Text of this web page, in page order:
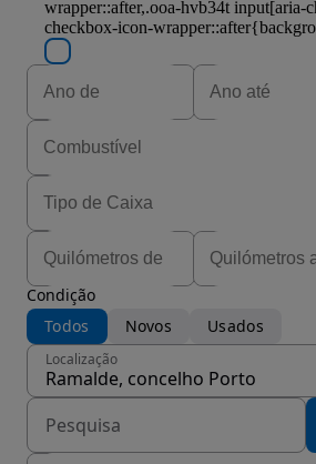
Condição
Todos
Novos Usados
Localização
Ramalde, concelho Porto